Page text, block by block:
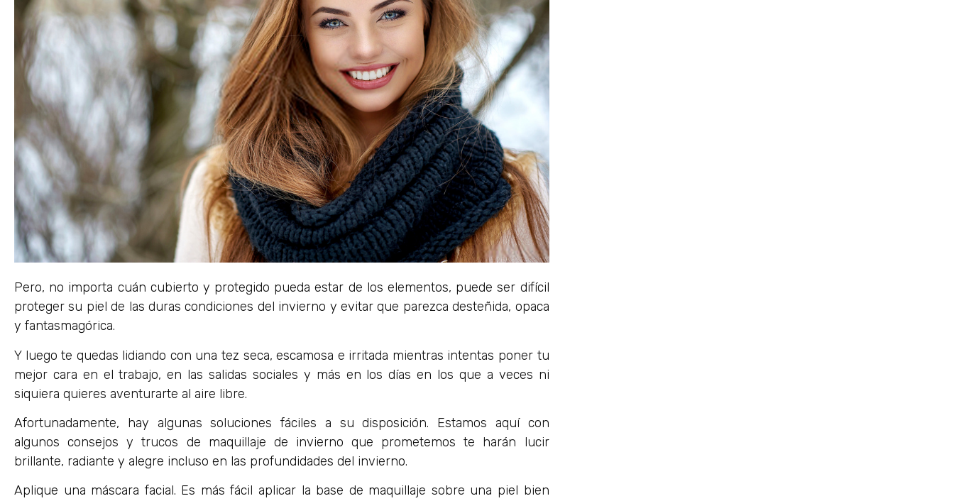
Pero, no importa cuán cubierto y protegido pueda estar de los elementos, puede ser difícil
proteger su piel de las duras condiciones del invierno y evitar que parezca desteñida, opaca
y fantasmagórica.
Y luego te quedas lidiando con una tez seca, escamosa e irritada mientras intentas poner tu
mejor cara en el trabajo, en las salidas sociales y más en los días en los que a veces ni
siquiera quieres aventurarte al aire libre.
Afortunadamente, hay algunas soluciones fáciles a su disposición. Estamos aquí con
algunos consejos y trucos de maquillaje de invierno que prometemos te harán lucir
brillante, radiante y alegre incluso en las profundidades del invierno.
Aplique una máscara facial. Es más fácil aplicar la base de maquillaje sobre una piel bien